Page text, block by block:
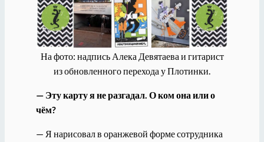
На фото: надпись Алека Девятаева и гитарист
из обновленного перехода у Плотинки.
— Эту карту я не разгадал. О ком она или о
чём?
— Я нарисовал в оранжевой форме сотрудника